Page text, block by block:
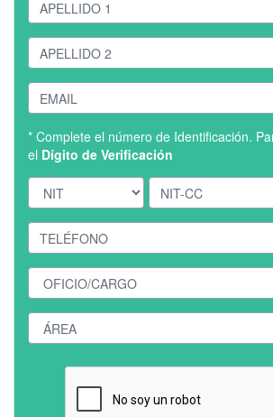
* Complete el número de Identificación.
el Dígito de Verificación